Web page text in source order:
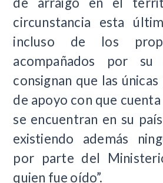
circunstancia esta
incluso de los
acompañados por su
consignan que las
de apoyo con que
se encuentran en su
existiendo además
por parte del
quien fue oído”.